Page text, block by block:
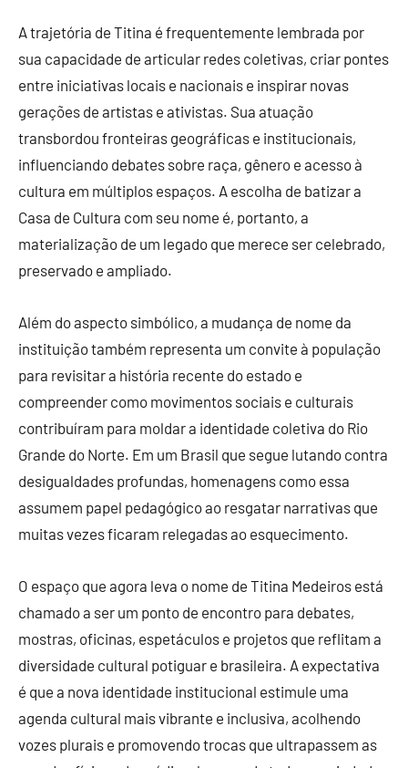
A trajetória de Titina é frequentemente lembrada por
sua capacidade de articular redes coletivas, criar pontes
entre iniciativas locais e nacionais e inspirar novas
gerações de artistas e ativistas. Sua atuação
transbordou fronteiras geográficas e institucionais,
influenciando debates sobre raça, gênero e acesso à
cultura em múltiplos espaços. A escolha de batizar a
Casa de Cultura com seu nome é, portanto, a
materialização de um legado que merece ser celebrado,
preservado e ampliado.
Além do aspecto simbólico, a mudança de nome da
instituição também representa um convite à população
para revisitar a história recente do estado e
compreender como movimentos sociais e culturais
contribuíram para moldar a identidade coletiva do Rio
Grande do Norte. Em um Brasil que segue lutando contra
desigualdades profundas, homenagens como essa
assumem papel pedagógico ao resgatar narrativas que
muitas vezes ficaram relegadas ao esquecimento.
O espaço que agora leva o nome de Titina Medeiros está
chamado a ser um ponto de encontro para debates,
mostras, oficinas, espetáculos e projetos que reflitam a
diversidade cultural potiguar e brasileira. A expectativa
é que a nova identidade institucional estimule uma
agenda cultural mais vibrante e inclusiva, acolhendo
vozes plurais e promovendo trocas que ultrapassem as